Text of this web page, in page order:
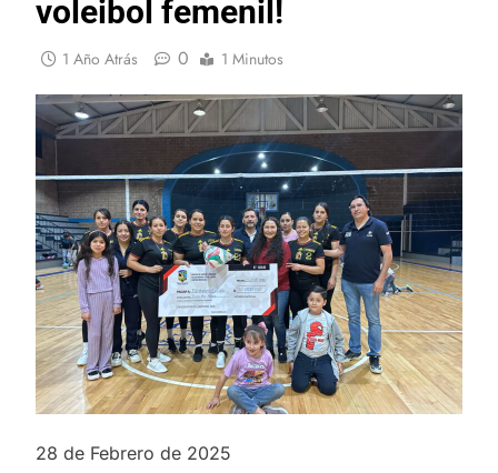
voleibol femenil!
1 Año Atrás 0 1 Minutos
28 de Febrero de 2025